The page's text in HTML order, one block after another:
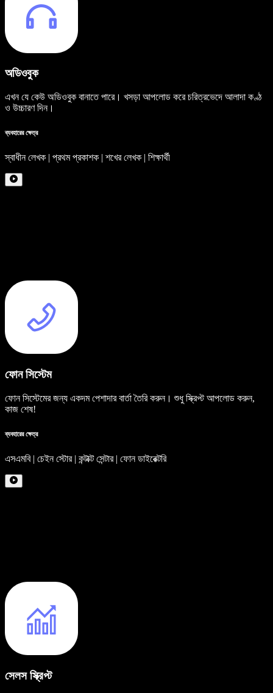
অডিওবুক
এখন যে কেউ অডিওবুক বানাতে পারে। খসড়া আপলোড করে চরিত্রভেদে আলাদা কণ্ঠ
ও উচ্চারণ দিন।
ব্যবহারের ক্ষেত্র
স্বাধীন লেখক | প্রথম প্রকাশক | শখের লেখক | শিক্ষার্থী
ফোন সিস্টেম
ফোন সিস্টেমের জন্য একদম পেশাদার বার্তা তৈরি করুন। শুধু স্ক্রিপ্ট আপলোড করুন,
কাজ শেষ!
ব্যবহারের ক্ষেত্র
এসএমবি | চেইন স্টোর | কন্টাক্ট সেন্টার | ফোন ডাইরেক্টরি
সেলস স্ক্রিপ্ট